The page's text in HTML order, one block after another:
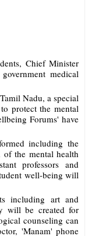
Chief Minister
medical
Nadu, a special
protect the mental
Forums' have
including the
the mental health
professors and
well-being will
including art and
will be created for
counseling can
'Manam' phone